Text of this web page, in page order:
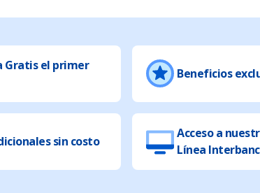
Gratis el primer
Beneficios
sin costo
Acceso a
Línea